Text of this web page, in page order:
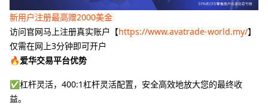
新用户注册最高赠2000美金
访问官网马上注册真实账户【https://www.avatrade-world.my/】
仅需在网上3分钟即可开户
🔥爱华交易平台优势
✅杠杆灵活，400:1杠杆灵活配置，安全高效地放大您的最终收
益。